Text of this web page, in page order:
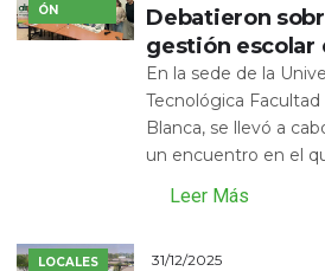
ÓN
Debatieron
gestión escolar
En la sede de la
Tecnológica
Blanca, se llevó a
un encuentro en el
Leer Más
LOCALES 31/12/2025